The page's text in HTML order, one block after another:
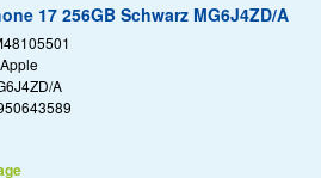
17 256GB Schwarz MG6J4ZD/A
Apple
A